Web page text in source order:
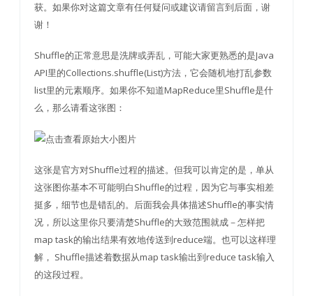
获。如果你对这篇文章有任何疑问或建议请留言到后面，谢
谢！
Shuffle的正常意思是洗牌或弄乱，可能大家更熟悉的是Java
API里的Collections.shuffle(List)方法，它会随机地打乱参数
list里的元素顺序。如果你不知道MapReduce里Shuffle是什
么，那么请看这张图：
这张是官方对Shuffle过程的描述。但我可以肯定的是，单从
这张图你基本不可能明白Shuffle的过程，因为它与事实相差
挺多，细节也是错乱的。后面我会具体描述Shuffle的事实情
况，所以这里你只要清楚Shuffle的大致范围就成－怎样把
map task的输出结果有效地传送到reduce端。也可以这样理
解， Shuffle描述着数据从map task输出到reduce task输入
的这段过程。